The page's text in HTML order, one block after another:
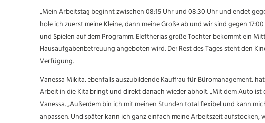
„Mein Arbeitstag beginnt zwischen 08:15 Uhr und 08:30 Uhr und endet
hole ich zuerst meine Kleine, dann meine Große ab und wir sind gegen
und Spielen auf dem Programm. Eleftherias große Tochter bekommt ein
Hausaufgabenbetreuung angeboten wird. Der Rest des Tages steht den
Verfügung.
Vanessa Mikita, ebenfalls auszubildende Kauffrau für Büromanagement,
Arbeit in die Kita bringt und direkt danach wieder abholt. „Mit dem Auto ist
Vanessa. „Außerdem bin ich mit meinen Stunden total flexibel und kann
anpassen. Und später kann ich ganz einfach meine Arbeitszeit aufstocken,